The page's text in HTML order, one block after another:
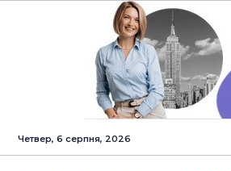
Четвер, 6 серпня, 2026